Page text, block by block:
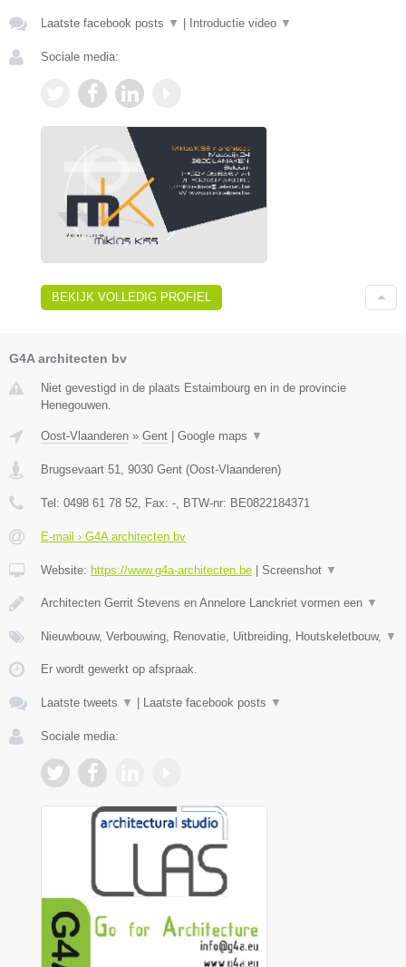
Laatste facebook posts ▼ Introductie video ▼
Sociale media:
BEKIJK VOLLEDIG PROFIEL
G4A architecten bv
Niet gevestigd in de plaats Estaimbourg en in de provincie
Henegouwen.
Oost-Vlaanderen » Gent Google maps ▼
Brugsevaart 51 9030 Gent (Oost-Vlaanderen)
Tel: 0498 61 78 52 , Fax: - , BTW-nr: BE0822184371
E-mail › G4A architecten bv
Website: https://www.g4a-architecten.be Screenshot ▼
Architecten Gerrit Stevens en Annelore Lanckriet vormen een ▼
Nieuwbouw, Verbouwing, Renovatie, Uitbreiding, Houtskeletbouw, ▼
Er wordt gewerkt op afspraak.
Laatste tweets ▼ Laatste facebook posts ▼
Sociale media: